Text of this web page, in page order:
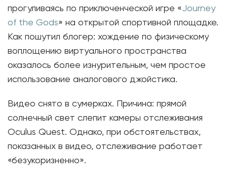
прогуливаясь по приключенческой игре «Journey
of the Gods» на открытой спортивной площадке.
Как пошутил блогер: хождение по физическому
воплощению виртуального пространства
оказалось более изнурительным, чем простое
использование аналогового джойстика.
Видео снято в сумерках. Причина: прямой
солнечный свет слепит камеры отслеживания
Oculus Quest. Однако, при обстоятельствах,
показанных в видео, отслеживание работает
«безукоризненно».